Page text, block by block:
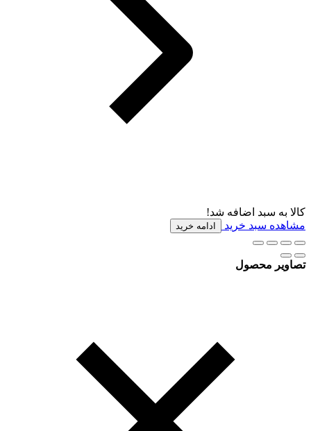
کالا به سبد اضافه شد!
مشاهده سبد خرید
ادامه خرید
تصاویر محصول